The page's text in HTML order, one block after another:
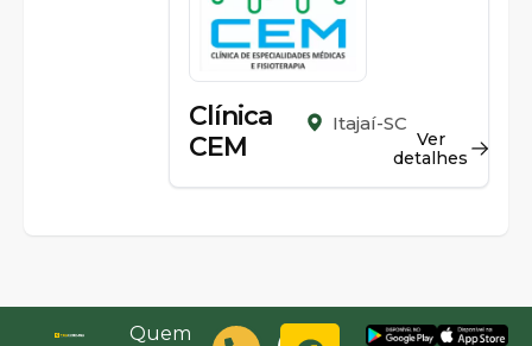
Clínica
CEM
Itajaí-SC
Ver
detalhes
Quem